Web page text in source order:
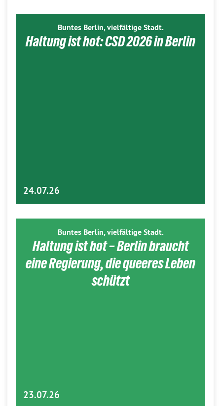
Buntes Berlin, vielfältige Stadt.
Haltung ist hot: CSD 2026 in Berlin
24.07.26
Buntes Berlin, vielfältige Stadt.
Haltung ist hot – Berlin braucht
eine Regierung, die queeres Leben
schützt
23.07.26